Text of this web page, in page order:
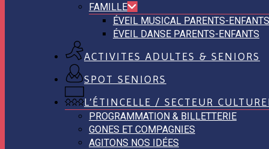
FAMILLE
ÉVEIL MUSICAL PARENTS-ENFANTS
ÉVEIL DANSE PARENTS-ENFANTS
ACTIVITES ADULTES & SENIORS
SPOT SENIORS
L’ÉTINCELLE / SECTEUR
PROGRAMMATION & BILLETTERIE
GONES ET COMPAGNIES
AGITONS NOS IDÉES